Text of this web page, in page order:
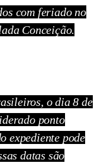
com feriado no
Conceição.
o dia 8 de
ponto
expediente pode
datas são